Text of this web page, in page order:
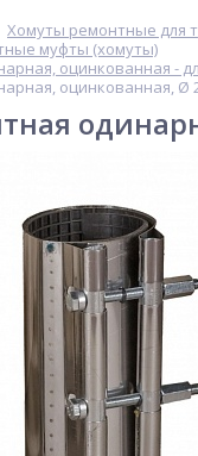
Хомуты ремонтные для
муфты (хомуты)
оцинкованная -
оцинкованная, Ø